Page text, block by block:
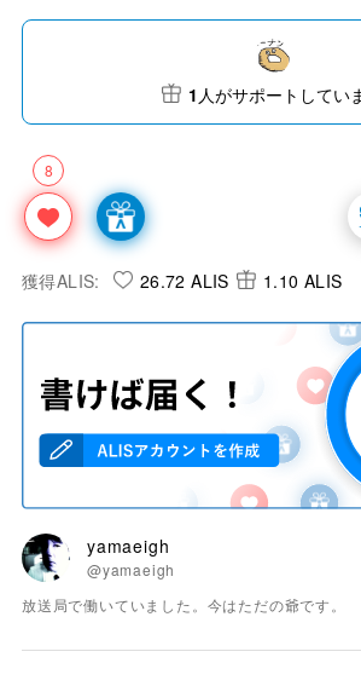
8
1 人がサポートしてい
獲得ALIS: 26.72 ALIS 1.10 ALIS
yamaeigh
@yamaeigh
放送局で働いていました。今はただの爺です。